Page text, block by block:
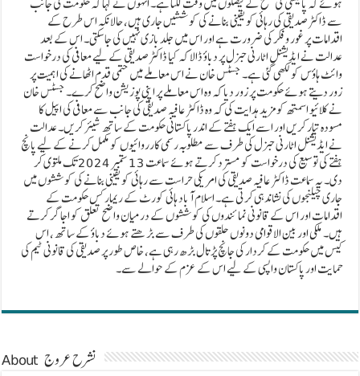
سے ڈاکٹر صدیقی کی رہائی کو یقینی بنانے کی کوششیں جاری ہیں، حالانکہ اس طرح کے
اقدامات پر غور و فکر کی ضرورت ہے اور اس میں جلد بازی نہیں کی جا سکتی۔ اس کے بعد
عدالت نے ایڈیشنل اٹارنی جنرل پر دباؤ ڈالا کہ کیا ڈاکٹر صدیقی کے لیے معافی کی درخواست
وائٹ ہاؤس کو لکھی گئی ہے۔ جسٹس خان نے اس معاملے میں حتمی قدم اٹھانے کی اہمیت پر
زور دیتے ہوئے حکومت پر زور دیا کہ وہ اس معاملے پر اپنی پوزیشن واضح کرے۔ جسٹس خان
نے کلائیو اسمتھ کو مزید ہدایت کی کہ وہ ڈاکٹر عافیہ صدیقی کی جانب سے معافی کی اپیل کا
مسودہ تیار کریں اور اسے ایک ہفتے کے اندر پاکستانی حکومت کے ساتھ شیئر کریں۔ عدالت
نے ایڈیشنل اٹارنی جنرل کی طرف سے مطلوبہ رسمی کارروائیوں کو مکمل کرنے کے لیے پانچ
ہفتے کی توسیع کی درخواست کو مسترد کرتے ہوئے سماعت 13 ستمبر 2024 تک ملتوی کر
دی۔ یہ سماعت ڈاکٹر عافیہ صدیقی کی امریکی حراست سے رہائی کو یقینی بنانے کی کوششوں میں
جاری چیلنجوں کی نشاندہی کرتی ہے۔ اسلام آباد ہائی کورٹ کے ریمارکس حکومت کے
اقدامات اور اس کے قانونی نمائندوں کی کوششوں کے درمیان واضح تعلق کو اجاگر کرتے
ہیں۔ ملکی اور بین الاقوامی دونوں حلقوں کی طرف سے بڑھتے ہوئے دباؤ کے ساتھ، اس
کیس میں حکومت کے کردار کی جانچ پڑتال بڑھ رہی ہے، خاص طور پر صدیقی کی قانونی ٹیم کی
حمایت اور پاکستان واپسی کے لیے اس کے عزم کے حوالے سے۔
About نشرح عروج